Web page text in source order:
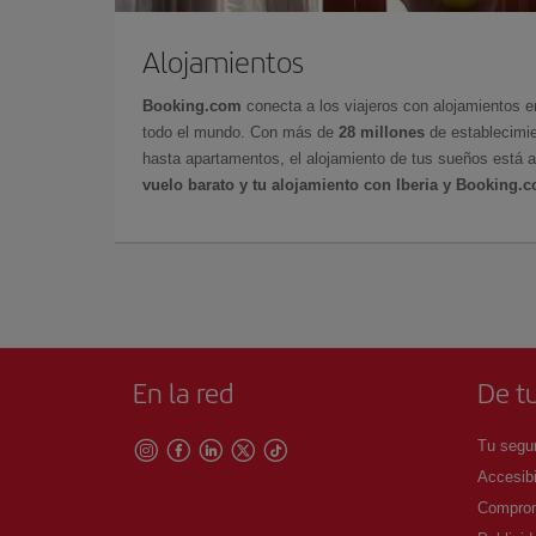
Alojamientos
Booking.com conecta a los viajeros con alojamientos
todo el mundo. Con más de 28 millones de
hasta apartamentos, el alojamiento de tus sueños está
vuelo barato y tu alojamiento con Iberia y
En la red De
Tu